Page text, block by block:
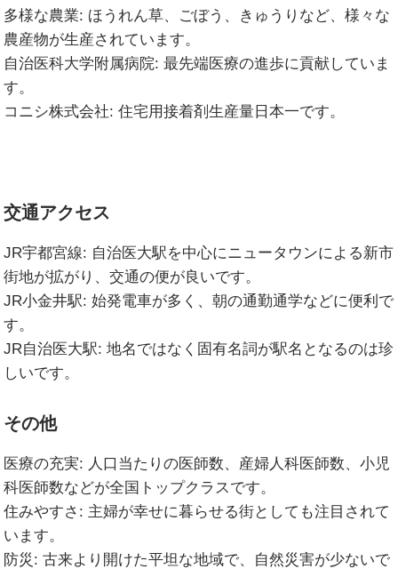
多様な農業: ほうれん草、ごぼう、きゅうりなど、様々な
農産物が生産されています。
自治医科大学附属病院: 最先端医療の進歩に貢献していま
す。
コニシ株式会社: 住宅用接着剤生産量日本一です。
交通アクセス
JR宇都宮線: 自治医大駅を中心にニュータウンによる新市
街地が拡がり、交通の便が良いです。
JR小金井駅: 始発電車が多く、朝の通勤通学などに便利で
す。
JR自治医大駅: 地名ではなく固有名詞が駅名となるのは珍
しいです。
その他
医療の充実: 人口当たりの医師数、産婦人科医師数、小児
科医師数などが全国トップクラスです。
住みやすさ: 主婦が幸せに暮らせる街としても注目されて
います。
防災: 古来より開けた平坦な地域で、自然災害が少ないで